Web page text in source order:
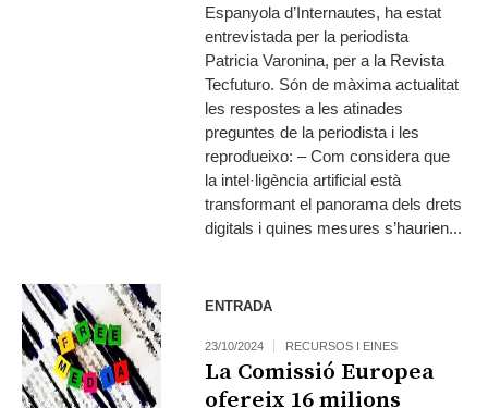
Espanyola d’Internautes, ha estat
entrevistada per la periodista
Patricia Varonina, per a la Revista
Tecfuturo. Són de màxima actualitat
les respostes a les atinades
preguntes de la periodista i les
reprodueixo: – Com considera que
la intel·ligència artificial està
transformant el panorama dels drets
digitals i quines mesures s’haurien...
ENTRADA
23/10/2024 RECURSOS I EINES
La Comissió Europea
ofereix 16 milions